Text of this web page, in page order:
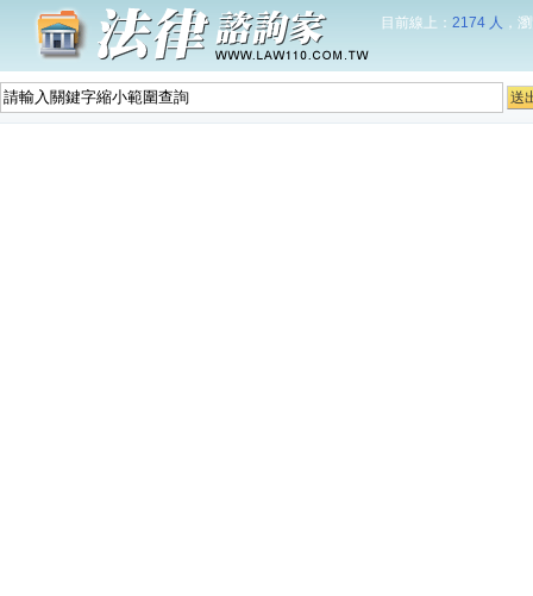
目前線上： 2174 人 ，